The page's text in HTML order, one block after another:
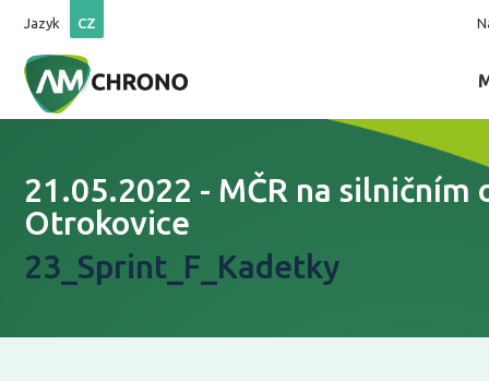
Jazyk CZ
21.05.2022 - MČR na silničním
Otrokovice
23_Sprint_F_Kadetky